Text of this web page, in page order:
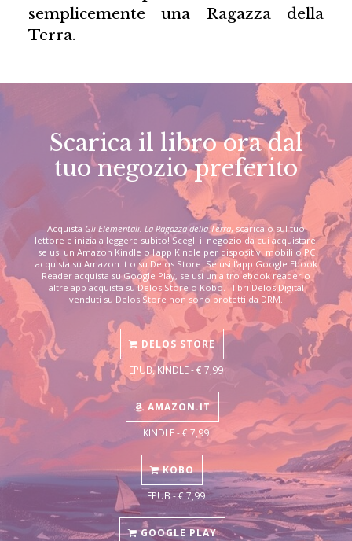
semplicemente una Ragazza della
Terra.
Scarica il libro ora dal
tuo negozio preferito
Acquista Gli Elementali. La Ragazza della Terra, scaricalo sul tuo
lettore e inizia a leggere subito! Scegli il negozio da cui acquistare:
se usi un Amazon Kindle o l'app Kindle per dispositivi mobili o PC
acquista su Amazon.it o su Delos Store. Se usi l'app Google Ebook
Reader acquista su Google Play, se usi un altro ebook reader o
altre app acquista su Delos Store o Kobo. I libri Delos Digital
venduti su Delos Store non sono protetti da DRM.
DELOS STORE
EPUB, KINDLE - € 7,99
AMAZON.IT
KINDLE - € 7,99
KOBO
EPUB - € 7,99
GOOGLE PLAY